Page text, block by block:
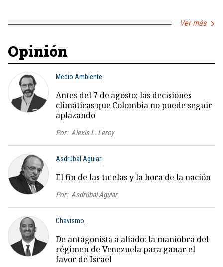
Ver más
Opinión
Medio Ambiente
Antes del 7 de agosto: las decisiones
climáticas que Colombia no puede seguir
aplazando
Por: Alexis L. Leroy
Asdrúbal Aguiar
El fin de las tutelas y la hora de la nación
Por: Asdrúbal Aguiar
Chavismo
De antagonista a aliado: la maniobra del
régimen de Venezuela para ganar el
favor de Israel